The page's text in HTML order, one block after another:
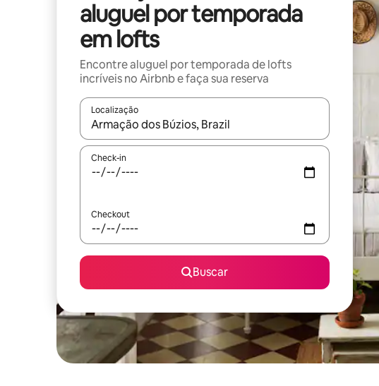
aluguel por temporada
em lofts
Encontre aluguel por temporada de lofts
incríveis no Airbnb e faça sua reserva
Localização
Quando os resultados estiverem disponíveis, explore-os
Check-in
Checkout
Buscar